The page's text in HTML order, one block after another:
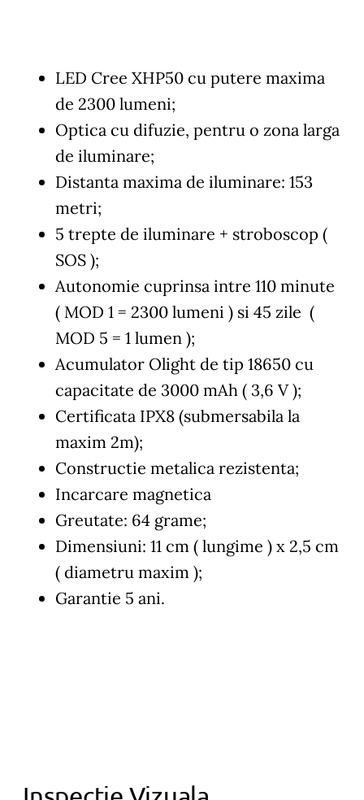
LED Cree XHP50 cu putere maxima
de 2300 lumeni;
Optica cu difuzie, pentru o zona larga
de iluminare;
Distanta maxima de iluminare: 153
metri;
5 trepte de iluminare + stroboscop (
SOS );
Autonomie cuprinsa intre 110 minute
( MOD 1 = 2300 lumeni ) si 45 zile (
MOD 5 = 1 lumen );
Acumulator Olight de tip 18650 cu
capacitate de 3000 mAh ( 3,6 V );
Certificata IPX8 (submersabila la
maxim 2m);
Constructie metalica rezistenta;
Incarcare magnetica
Greutate: 64 grame;
Dimensiuni: 11 cm ( lungime ) x 2,5 cm
( diametru maxim );
Garantie 5 ani.